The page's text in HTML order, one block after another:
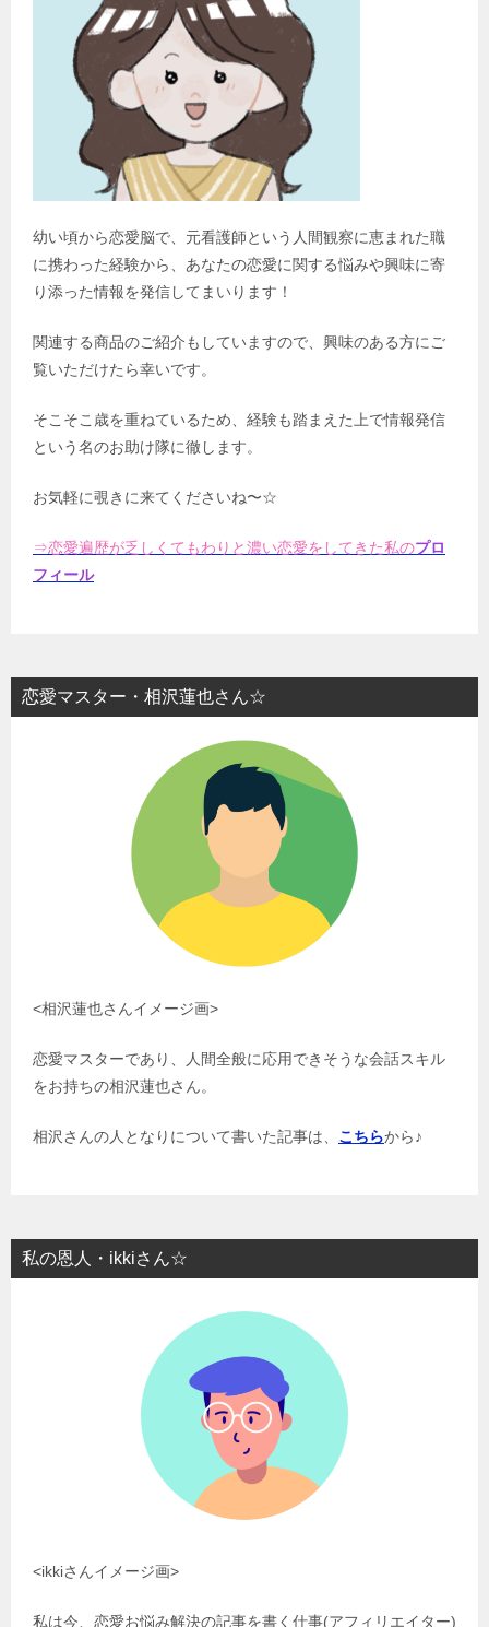
幼い頃から恋愛脳で、元看護師という人間観察に恵まれた職
に携わった経験から、あなたの恋愛に関する悩みや興味に寄
り添った情報を発信してまいります！
関連する商品のご紹介もしていますので、興味のある方にご
覧いただけたら幸いです。
そこそこ歳を重ねているため、経験も踏まえた上で情報発信
という名のお助け隊に徹します。
お気軽に覗きに来てくださいね〜☆
⇒恋愛遍歴が乏しくてもわりと濃い恋愛をしてきた私のプロ
フィール
恋愛マスター・相沢蓮也さん☆
<相沢蓮也さんイメージ画>
恋愛マスターであり、人間全般に応用できそうな会話スキル
をお持ちの相沢蓮也さん。
相沢さんの人となりについて書いた記事は、 こちらから♪
私の恩人・ikkiさん☆
<ikkiさんイメージ画>
私は今、恋愛お悩み解決の記事を書く仕事(アフィリエイター)